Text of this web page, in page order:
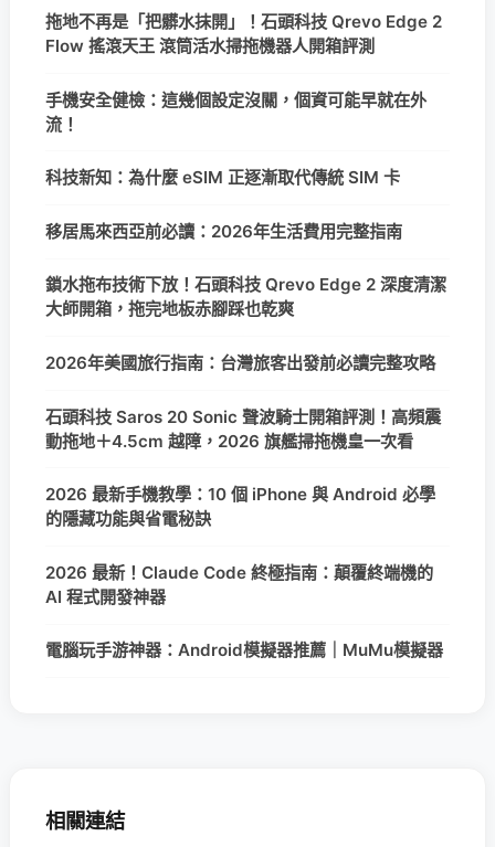
拖地不再是「把髒水抹開」！石頭科技 Qrevo Edge 2
Flow 搖滾天王 滾筒活水掃拖機器人開箱評測
手機安全健檢：這幾個設定沒關，個資可能早就在外
流！
科技新知：為什麼 eSIM 正逐漸取代傳統 SIM 卡
移居馬來西亞前必讀：2026年生活費用完整指南
鎖水拖布技術下放！石頭科技 Qrevo Edge 2 深度清潔
大師開箱，拖完地板赤腳踩也乾爽
2026年美國旅行指南：台灣旅客出發前必讀完整攻略
石頭科技 Saros 20 Sonic 聲波騎士開箱評測！高頻震
動拖地＋4.5cm 越障，2026 旗艦掃拖機皇一次看
2026 最新手機教學：10 個 iPhone 與 Android 必學
的隱藏功能與省電秘訣
2026 最新！Claude Code 終極指南：顛覆終端機的
AI 程式開發神器
電腦玩手游神器：Android模擬器推薦｜MuMu模擬器
相關連結